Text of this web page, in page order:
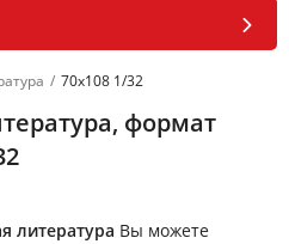
/ 70х108 1/32
формат
литература Вы можете